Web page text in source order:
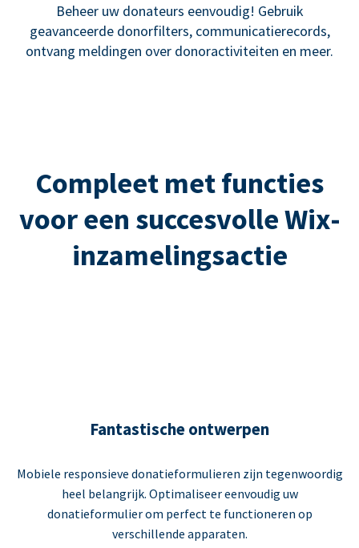
Beheer uw donateurs eenvoudig! Gebruik
geavanceerde donorfilters, communicatierecords,
ontvang meldingen over donoractiviteiten en meer.
Compleet met functies
voor een succesvolle Wix-
inzamelingsactie
Fantastische ontwerpen
Mobiele responsieve donatieformulieren zijn tegenwoordig
heel belangrijk. Optimaliseer eenvoudig uw
donatieformulier om perfect te functioneren op
verschillende apparaten.